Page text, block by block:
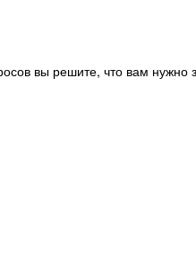
вы решите, что вам нужно